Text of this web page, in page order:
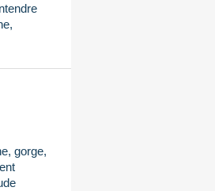
gorge,